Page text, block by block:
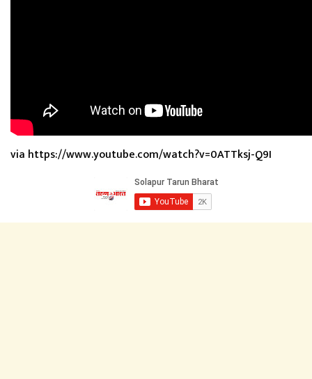
via https://www.youtube.com/watch?v=0ATTksj-Q9I